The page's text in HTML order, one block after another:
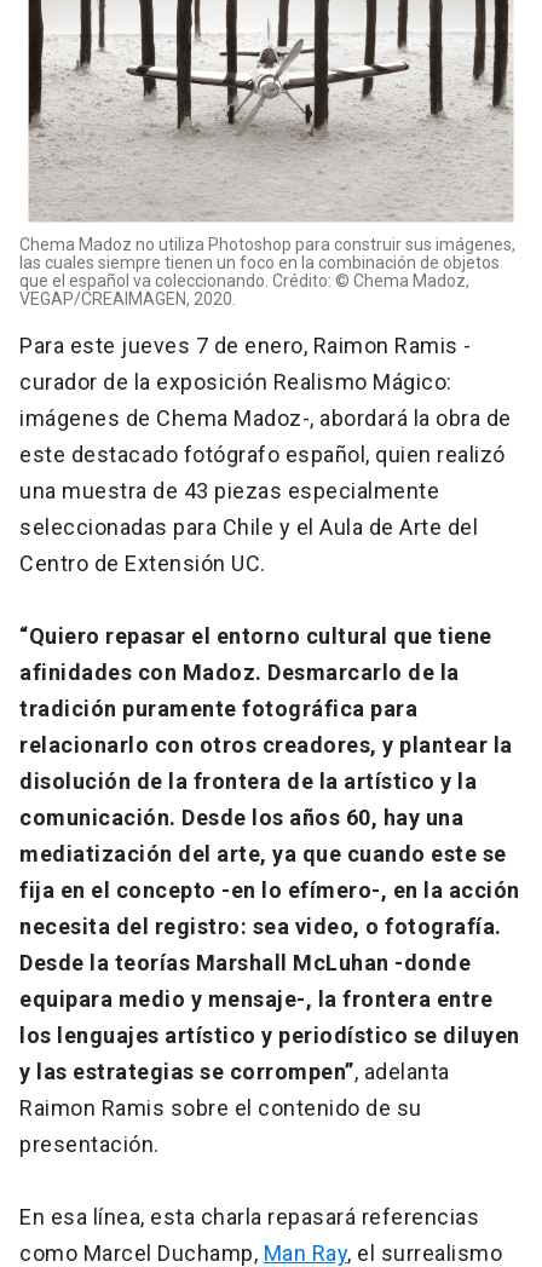
Chema Madoz no utiliza Photoshop para construir sus imágenes,
las cuales siempre tienen un foco en la combinación de objetos
que el español va coleccionando. Crédito: © Chema Madoz,
VEGAP/CREAIMAGEN, 2020.
Para este jueves 7 de enero, Raimon Ramis -
curador de la exposición Realismo Mágico:
imágenes de Chema Madoz-, abordará la obra de
este destacado fotógrafo español, quien realizó
una muestra de 43 piezas especialmente
seleccionadas para Chile y el Aula de Arte del
Centro de Extensión UC.
“Quiero repasar el entorno cultural que tiene
afinidades con Madoz. Desmarcarlo de la
tradición puramente fotográfica para
relacionarlo con otros creadores, y plantear la
disolución de la frontera de la artístico y la
comunicación. Desde los años 60, hay una
mediatización del arte, ya que cuando este se
fija en el concepto -en lo efímero-, en la acción
necesita del registro: sea video, o fotografía.
Desde la teorías Marshall McLuhan -donde
equipara medio y mensaje-, la frontera entre
los lenguajes artístico y periodístico se diluyen
y las estrategias se corrompen”, adelanta
Raimon Ramis sobre el contenido de su
presentación.
En esa línea, esta charla repasará referencias
como Marcel Duchamp, Man Ray, el surrealismo